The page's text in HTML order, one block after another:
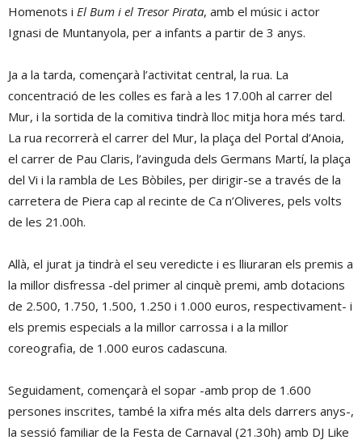
Homenots i El Bum i el Tresor Pirata, amb el músic i actor
Ignasi de Muntanyola, per a infants a partir de 3 anys.
Ja a la tarda, començarà l’activitat central, la rua. La
concentració de les colles es farà a les 17.00h al carrer del
Mur, i la sortida de la comitiva tindrà lloc mitja hora més tard.
La rua recorrerà el carrer del Mur, la plaça del Portal d’Anoia,
el carrer de Pau Claris, l’avinguda dels Germans Martí, la plaça
del Vi i la rambla de Les Bòbiles, per dirigir-se a través de la
carretera de Piera cap al recinte de Ca n’Oliveres, pels volts
de les 21.00h.
Allà, el jurat ja tindrà el seu veredicte i es lliuraran els premis a
la millor disfressa -del primer al cinquè premi, amb dotacions
de 2.500, 1.750, 1.500, 1.250 i 1.000 euros, respectivament- i
els premis especials a la millor carrossa i a la millor
coreografia, de 1.000 euros cadascuna.
Seguidament, començarà el sopar -amb prop de 1.600
persones inscrites, també la xifra més alta dels darrers anys-,
la sessió familiar de la Festa de Carnaval (21.30h) amb DJ Like